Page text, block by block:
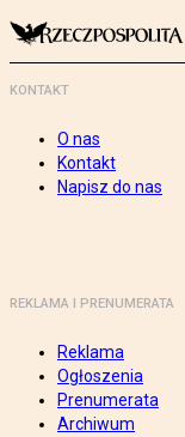
KONTAKT
O nas
Kontakt
Napisz do nas
REKLAMA I PRENUMERATA
Reklama
Ogłoszenia
Prenumerata
Archiwum